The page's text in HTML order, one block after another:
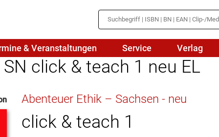
Naturwissenschaften/NuT
Physik
& Veranstaltungen Service Verlag
click & teach 1 neu EL
Abenteuer Ethik – Sachsen - neu
click & teach 1